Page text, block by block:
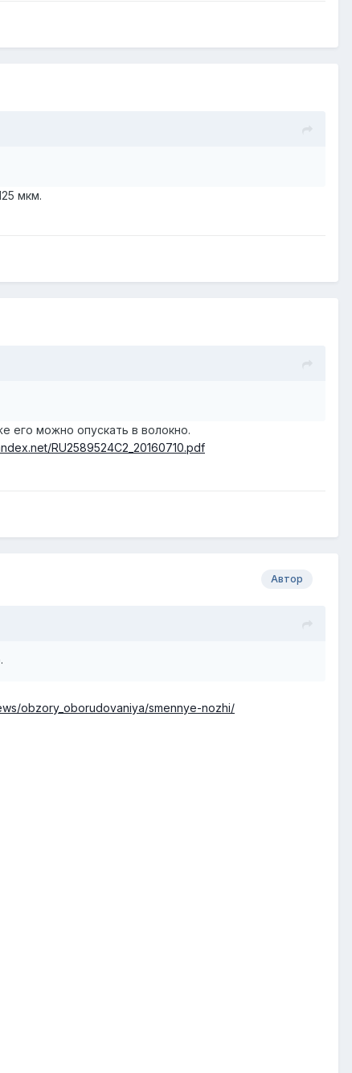
мкм.
его можно опускать в волокно.
RU2589524C2_20160710.pdf
Автор
obzory_oborudovaniya/smennye-nozhi/